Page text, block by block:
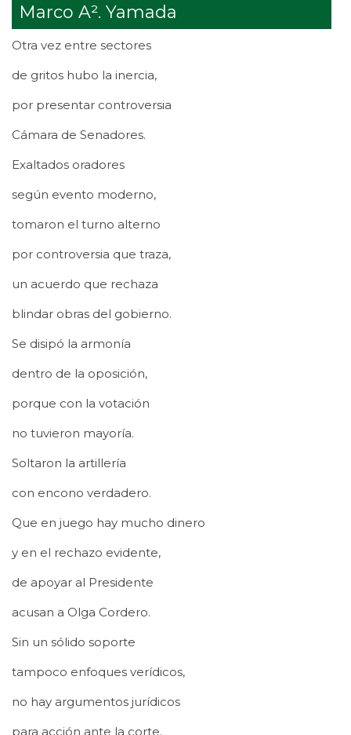
Marco A². Yamada
Otra vez entre sectores
de gritos hubo la inercia,
por presentar controversia
Cámara de Senadores.
Exaltados oradores
según evento moderno,
tomaron el turno alterno
por controversia que traza,
un acuerdo que rechaza
blindar obras del gobierno.
Se disipó la armonía
dentro de la oposición,
porque con la votación
no tuvieron mayoría.
Soltaron la artillería
con encono verdadero.
Que en juego hay mucho dinero
y en el rechazo evidente,
de apoyar al Presidente
acusan a Olga Cordero.
Sin un sólido soporte
tampoco enfoques verídicos,
no hay argumentos jurídicos
para acción ante la corte.